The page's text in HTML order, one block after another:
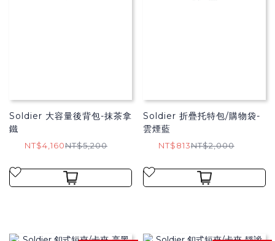
Soldier 大容量後背包-抹茶拿
鐵
NT$4,160NT$5,200
Soldier 折疊托特包/購物袋​-
雲煙藍
NT$813NT$2,000